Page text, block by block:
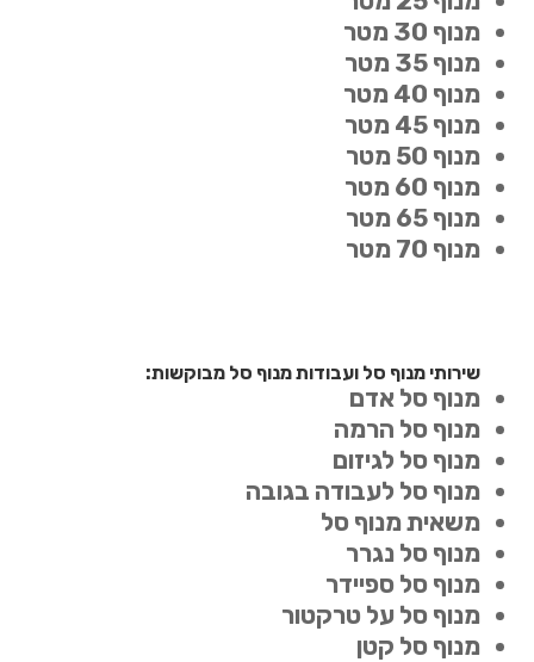
מנוף 30 מטר
מנוף 35 מטר
מנוף 40 מטר
מנוף 45 מטר
מנוף 50 מטר
מנוף 60 מטר
מנוף 65 מטר
מנוף 70 מטר
שירותי מנוף סל ועבודות מנוף סל מבוקשות:
מנוף סל אדם
מנוף סל הרמה
מנוף סל לגיזום
מנוף סל לעבודה בגובה
משאית מנוף סל
מנוף סל נגרר
מנוף סל ספיידר
מנוף סל על טרקטור
מנוף סל קטן